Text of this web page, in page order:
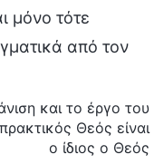
μόνο τότε
από τον
και το έργο του
Θεός είναι
ο ίδιος ο Θεός